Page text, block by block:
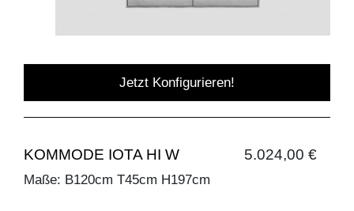
Jetzt Konfigurieren!
KOMMODE IOTA HI W 5.024,00 €
Maße: B120cm T45cm H197cm